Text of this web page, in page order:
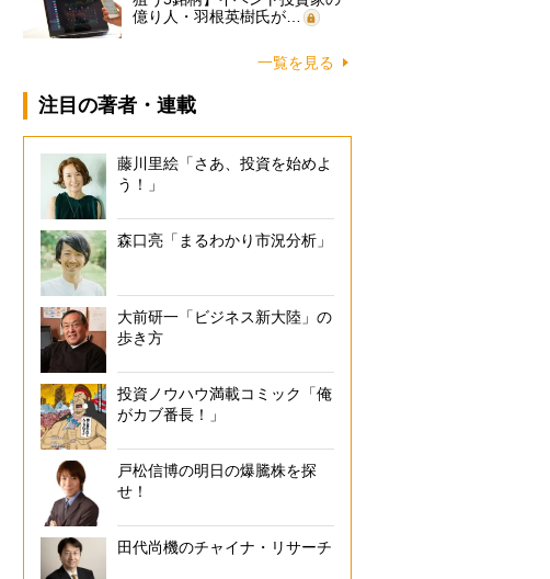
億り人・羽根英樹氏が…
一覧を見る
注目の著者・連載
藤川里絵「さあ、投資を始めよ
う！」
森口亮「まるわかり市況分析」
大前研一「ビジネス新大陸」の
歩き方
投資ノウハウ満載コミック「俺
がカブ番長！」
戸松信博の明日の爆騰株を探
せ！
田代尚機のチャイナ・リサーチ